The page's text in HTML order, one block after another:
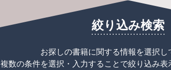
絞り込み検索
お探しの書籍に関する情報を選択し
複数の条件を選択・入力することで絞り込み表